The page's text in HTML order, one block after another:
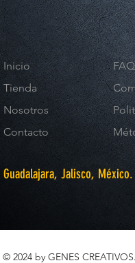
Inicio
Tienda
Nosotros
Contacto
FAQ
Guadalajara, Jalisco, México.
© 2024 by GENES CREATIVOS.